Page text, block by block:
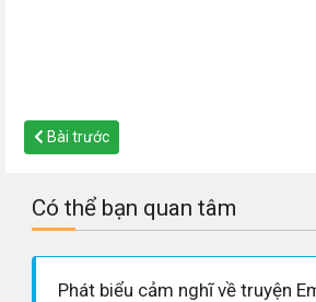
Bài trước
Có thể bạn quan tâm